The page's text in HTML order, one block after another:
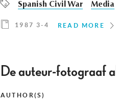
Spanish Civil War Media
1987 3-4 READ MORE
De auteur-fotograaf
AUTHOR(S)